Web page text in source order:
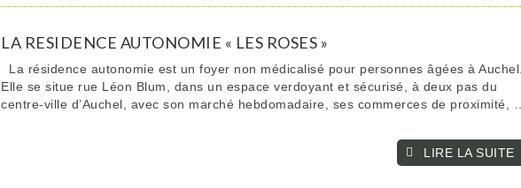
LA RESIDENCE AUTONOMIE « LES ROSES »
La résidence autonomie est un foyer non médicalisé pour personnes âgées à Auchel.
Elle se situe rue Léon Blum, dans un espace verdoyant et sécurisé, à deux pas du
centre-ville d’Auchel, avec son marché hebdomadaire, ses commerces de proximité, …
LIRE LA SUITE­­